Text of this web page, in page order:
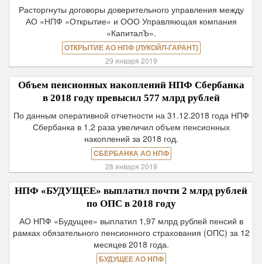
Расторгнуты договоры доверительного управления между
АО «НПФ «Открытие» и ООО Управляющая компания
«КапиталЪ».
ОТКРЫТИЕ АО НПФ (ЛУКОЙЛ-ГАРАНТ)
29 января 2019
Объем пенсионных накоплений НПФ Сбербанка
в 2018 году превысил 577 млрд рублей
По данным оперативной отчетности на 31.12.2018 года НПФ
Сбербанка в 1,2 раза увеличил объем пенсионных
накоплений за 2018 год.
СБЕРБАНКА АО НПФ
28 января 2019
НПФ «БУДУЩЕЕ» выплатил почти 2 млрд рублей
по ОПС в 2018 году
АО НПФ «Будущее» выплатил 1,97 млрд рублей пенсий в
рамках обязательного пенсионного страхования (ОПС) за 12
месяцев 2018 года.
БУДУЩЕЕ АО НПФ